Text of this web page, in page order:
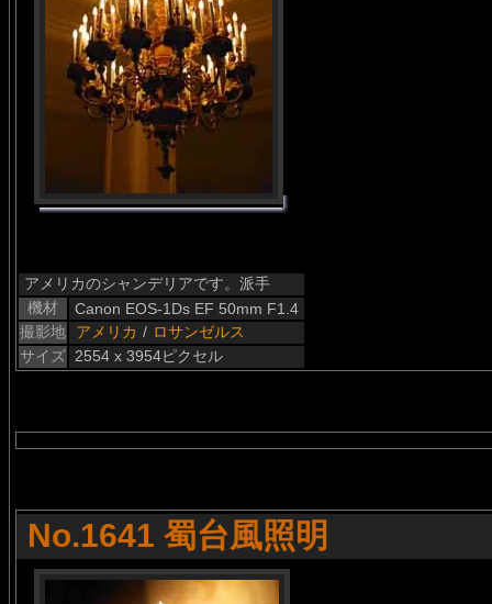
アメリカのシャンデリアです。派手
機材
Canon EOS-1Ds EF 50mm F1.4
撮影地
アメリカ / ロサンゼルス
サイズ 2554 x 3954ピクセル
No.1641 蜀台風照明